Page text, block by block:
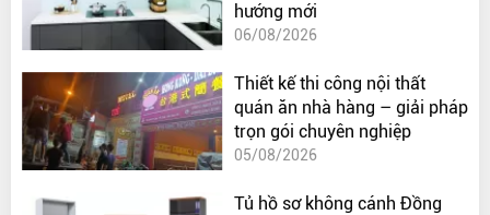
hướng mới
06/08/2026
Thiết kế thi công nội thất
quán ăn nhà hàng – giải pháp
trọn gói chuyên nghiệp
05/08/2026
Tủ hồ sơ không cánh Đồng